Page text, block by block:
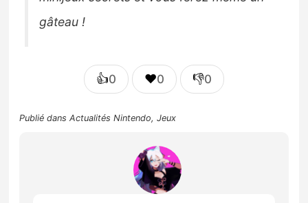
gâteau !
👍0 ❤️0 👎0
Publié dansActualités Nintendo,Jeux